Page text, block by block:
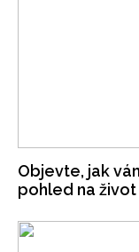
Objevte, jak
pohled na život